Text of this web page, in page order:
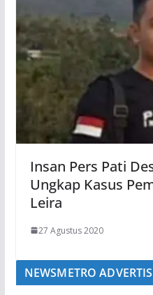
Insan Pers Pati
Ungkap Kasus
Leira
27 Agustus 2020
NEWSMETRO